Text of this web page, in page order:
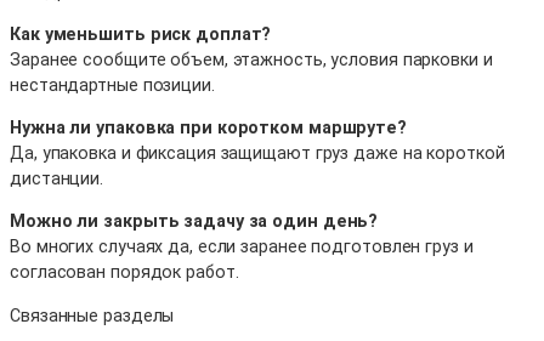
Как уменьшить риск доплат?
Заранее сообщите объем, этажность, условия парковки и
нестандартные позиции.
Нужна ли упаковка при коротком маршруте?
Да, упаковка и фиксация защищают груз даже на короткой
дистанции.
Можно ли закрыть задачу за один день?
Во многих случаях да, если заранее подготовлен груз и
согласован порядок работ.
Связанные разделы